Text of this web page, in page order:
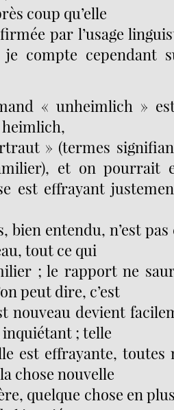
coup qu’elle
par l’usage
je compte cependant
« unheimlich »
heimlich,
» (termes
et on pourrait
est effrayant
bien entendu, n’est
tout ce qui
; le rapport ne
peut dire, c’est
nouveau devient
; telle
est effrayante, toutes
chose nouvelle
quelque chose en